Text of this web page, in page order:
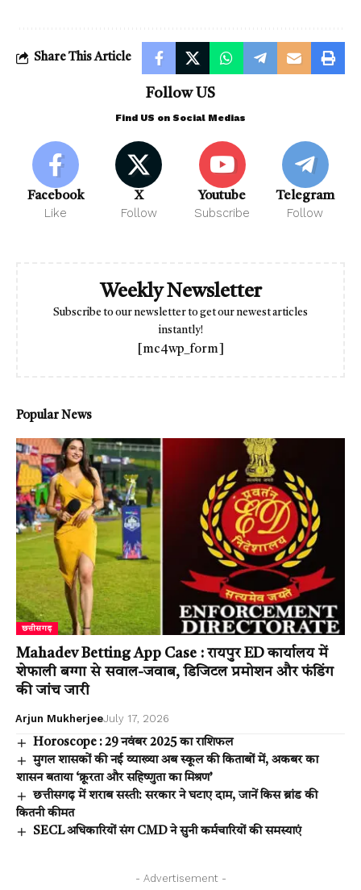
Share This Article
Follow US
Find US on Social Medias
Facebook
Like
X
Follow
Youtube
Subscribe
Telegram
Follow
Weekly Newsletter
Subscribe to our newsletter to get our newest articles
instantly!
[mc4wp_form]
Popular News
छत्तीसगढ़
Mahadev Betting App Case : रायपुर ED कार्यालय में
शेफाली बग्गा से सवाल-जवाब, डिजिटल प्रमोशन और फंडिंग
की जांच जारी
Arjun MukherjeeJuly 17, 2026
Horoscope : 29 नवंबर 2025 का राशिफल
मुगल शासकों की नई व्याख्या अब स्कूल की किताबों में, अकबर का
शासन बताया ‘क्रूरता और सहिष्णुता का मिश्रण’
छत्तीसगढ़ में शराब सस्ती: सरकार ने घटाए दाम, जानें किस ब्रांड की
कितनी कीमत
SECL अधिकारियों संग CMD ने सुनी कर्मचारियों की समस्याएं
- Advertisement -